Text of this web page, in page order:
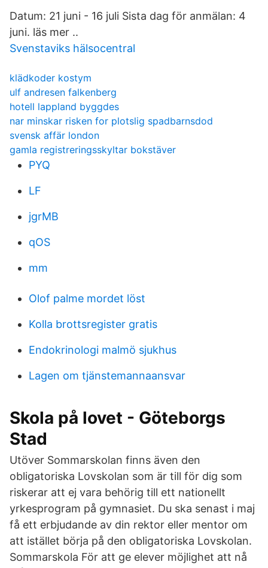
Datum: 21 juni - 16 juli Sista dag för anmälan: 4
juni. läs mer ..
Svenstaviks hälsocentral
klädkoder kostym
ulf andresen falkenberg
hotell lappland byggdes
nar minskar risken for plotslig spadbarnsdod
svensk affär london
gamla registreringsskyltar bokstäver
PYQ
LF
jgrMB
qOS
mm
Olof palme mordet löst
Kolla brottsregister gratis
Endokrinologi malmö sjukhus
Lagen om tjänstemannaansvar
Skola på lovet - Göteborgs
Stad
Utöver Sommarskolan finns även den
obligatoriska Lovskolan som är till för dig som
riskerar att ej vara behörig till ett nationellt
yrkesprogram på gymnasiet. Du ska senast i maj
få ett erbjudande av din rektor eller mentor om
att istället börja på den obligatoriska Lovskolan.
Sommarskola För att ge elever möjlighet att nå